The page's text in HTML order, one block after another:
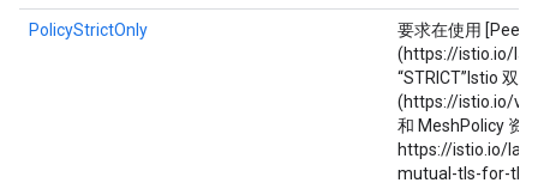
PolicyStrictOnly
要求在使用
(https://istio.io/
“STRICT”Istio 双
(https://istio.io/
和 MeshPolicy 资
https://istio.io/
mutual-tls-for-